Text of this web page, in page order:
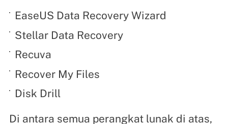
EaseUS Data Recovery Wizard
Stellar Data Recovery
Recuva
Recover My Files
Disk Drill
Di antara semua perangkat lunak di atas,